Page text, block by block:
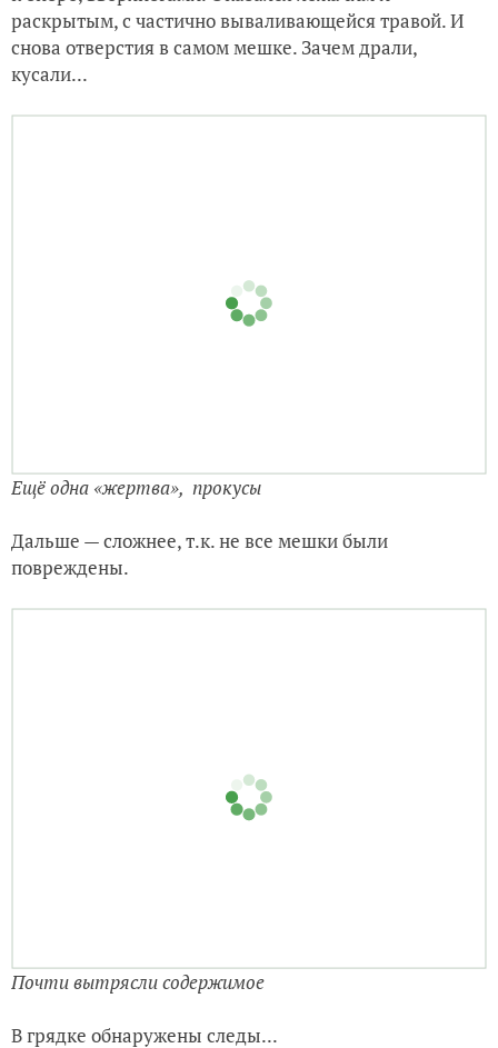
раскрытым, с частично вываливающейся травой. И
снова отверстия в самом мешке. Зачем драли,
кусали...
Ещё одна «жертва», прокусы
Дальше — сложнее, т.к. не все мешки были
повреждены.
Почти вытрясли содержимое
В грядке обнаружены следы...